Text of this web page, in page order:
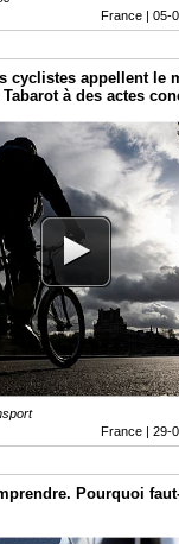
France | 05-
cyclistes appellent le
à des actes
France | 29-
Pourquoi